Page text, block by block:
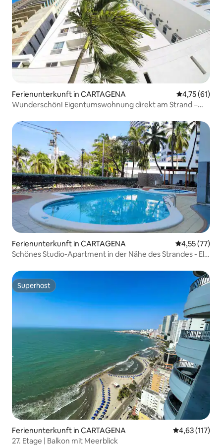
Ferienunterkunft in CARTAGENA
4,75 (61)
Wunderschön! Eigentumswohnung direkt am Strand –
Ferienunterkunft in CARTAGENA
4,55 (77)
Schönes Studio-Apartment in der Nähe des Strandes - El
Superhost
Superhost
Ferienunterkunft in CARTAGENA
4,63 (117)
27. Etage | Balkon mit Meerblick